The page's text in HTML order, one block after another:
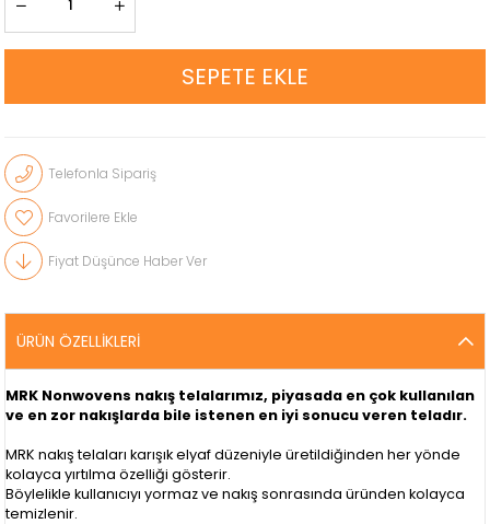
Telefonla Sipariş
Favorilere Ekle
Fiyat Düşünce Haber Ver
ÜRÜN ÖZELLIKLERI
MRK Nonwovens nakış telalarımız, piyasada en çok kullanılan
ve en zor nakışlarda bile istenen en iyi sonucu veren teladır.
MRK nakış telaları karışık elyaf düzeniyle üretildiğinden her yönde
kolayca yırtılma özelliği gösterir.
Böylelikle kullanıcıyı yormaz ve nakış sonrasında üründen kolayca
temizlenir.